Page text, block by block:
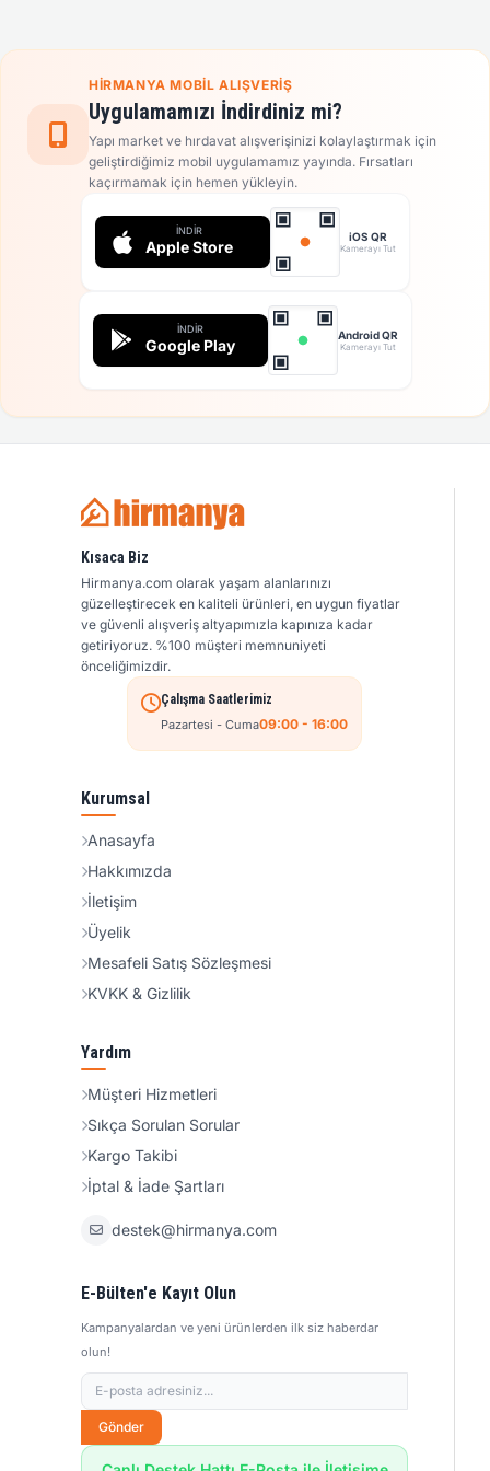
HIRMANYA MOBIL ALIŞVERIŞ
Uygulamamızı İndirdiniz mi?
Yapı market ve hırdavat alışverişinizi kolaylaştırmak için
geliştirdiğimiz mobil uygulamamız yayında. Fırsatları
kaçırmamak için hemen yükleyin.
İNDIR
Apple Store
iOS QR
Kamerayı Tut
İNDIR
Google Play
Android QR
Kamerayı Tut
Kısaca Biz
Hirmanya.com olarak yaşam alanlarınızı
güzelleştirecek en kaliteli ürünleri, en uygun fiyatlar
ve güvenli alışveriş altyapımızla kapınıza kadar
getiriyoruz. %100 müşteri memnuniyeti
önceliğimizdir.
Çalışma Saatlerimiz
Pazartesi - Cuma09:00 - 16:00
Kurumsal
Anasayfa
Hakkımızda
İletişim
Üyelik
Mesafeli Satış Sözleşmesi
KVKK & Gizlilik
Yardım
Müşteri Hizmetleri
Sıkça Sorulan Sorular
Kargo Takibi
İptal & İade Şartları
destek@hirmanya.com
E-Bülten'e Kayıt Olun
Kampanyalardan ve yeni ürünlerden ilk siz haberdar
olun!
Gönder